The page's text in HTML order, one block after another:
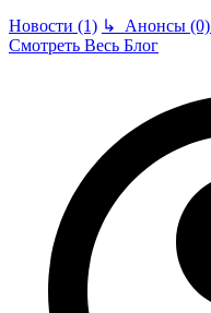
Новости (1) ↳ Анонсы (0)
Смотреть Весь Блог